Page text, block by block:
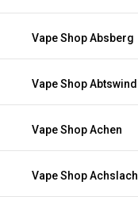
Vape Shop Absberg
Vape Shop Abtswind
Vape Shop Achen
Vape Shop Achslach